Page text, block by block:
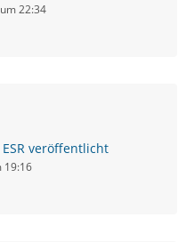
22:34
veröffentlicht
19:16